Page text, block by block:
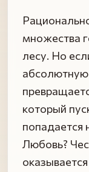
множества
лесу. Но
абсолютную
который
попадается
Любовь?